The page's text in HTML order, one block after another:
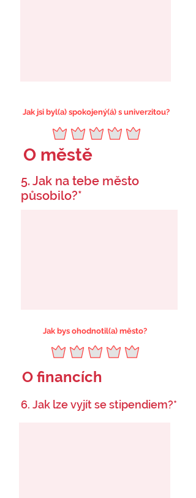
Jak jsi byl(a) spokojený(á) s univerzitou?
O městě
5. Jak na tebe město
působilo?*
Jak bys ohodnotil(a) město?
O financích
6. Jak lze vyjít se stipendiem?*